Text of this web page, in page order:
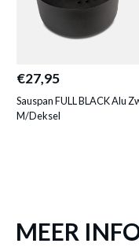
€27,95
Sauspan FULL BLACK Alu
M/Deksel
MEER
Productnummer:
€ 20,50
GA NAAR